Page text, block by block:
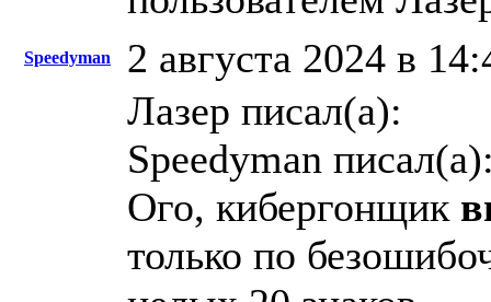
Speedyman
2 августа 2024 в
Лазер писал(а):
Speedyman
Ого, кибергонщик
только по